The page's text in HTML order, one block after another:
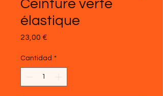
Ceinture verte
élastique
23,00 €
Cantidad *